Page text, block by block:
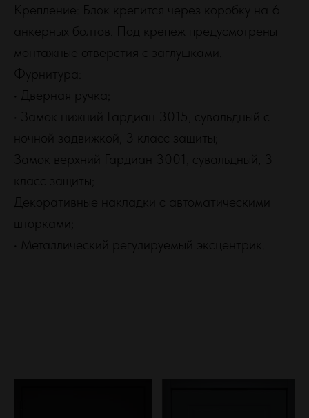
Крепление: Блок крепится через коробку на 6
анкерных болтов. Под крепеж предусмотрены
монтажные отверстия с заглушками.
Фурнитура:
• Дверная ручка;
• Замок нижний Гардиан 3015, сувальдный с
ночной задвижкой, 3 класс защиты;
Замок верхний Гардиан 3001, сувальдный, 3
класс защиты;
Декоративные накладки с автоматическими
шторками;
• Металлический регулируемый эксцентрик.